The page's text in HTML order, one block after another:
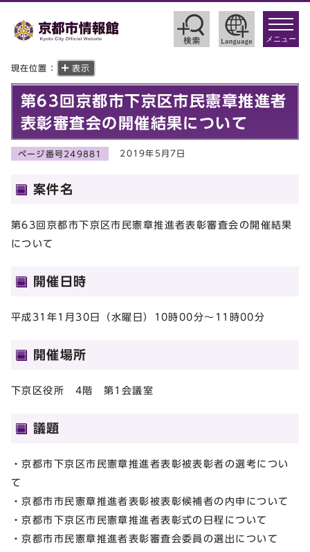
toggle
メニュー
現在位置： 表示
第63回京都市下京区市民憲章推進者
表彰審査会の開催結果について
ページ番号249881 2019年5月7日
案件名
第63回京都市下京区市民憲章推進者表彰審査会の開催結果
について
開催日時
平成31年1月30日（水曜日）10時00分～11時00分
開催場所
下京区役所 4階 第1会議室
議題
・京都市下京区市民憲章推進者表彰被表彰者の選考につい
て
・京都市市民憲章推進者表彰被表彰候補者の内申について
・京都市下京区市民憲章推進者表彰式の日程について
・京都市市民憲章推進者表彰審査会委員の選出について